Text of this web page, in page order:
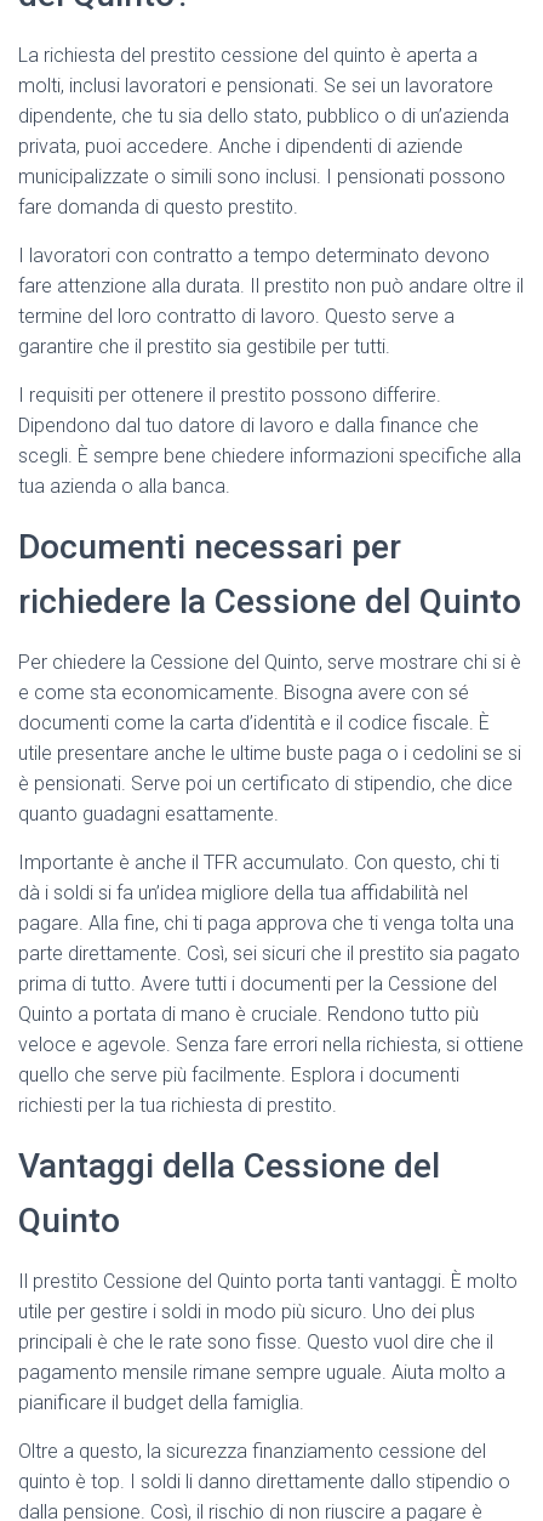
La richiesta del prestito cessione del quinto è aperta a
molti, inclusi lavoratori e pensionati. Se sei un lavoratore
dipendente, che tu sia dello stato, pubblico o di un’azienda
privata, puoi accedere. Anche i dipendenti di aziende
municipalizzate o simili sono inclusi. I pensionati possono
fare domanda di questo prestito.
I lavoratori con contratto a tempo determinato devono
fare attenzione alla durata. Il prestito non può andare oltre il
termine del loro contratto di lavoro. Questo serve a
garantire che il prestito sia gestibile per tutti.
I requisiti per ottenere il prestito possono differire.
Dipendono dal tuo datore di lavoro e dalla finance che
scegli. È sempre bene chiedere informazioni specifiche alla
tua azienda o alla banca.
Documenti necessari per
richiedere la Cessione del Quinto
Per chiedere la Cessione del Quinto, serve mostrare chi si è
e come sta economicamente. Bisogna avere con sé
documenti come la carta d’identità e il codice fiscale. È
utile presentare anche le ultime buste paga o i cedolini se si
è pensionati. Serve poi un certificato di stipendio, che dice
quanto guadagni esattamente.
Importante è anche il TFR accumulato. Con questo, chi ti
dà i soldi si fa un’idea migliore della tua affidabilità nel
pagare. Alla fine, chi ti paga approva che ti venga tolta una
parte direttamente. Così, sei sicuri che il prestito sia pagato
prima di tutto. Avere tutti i documenti per la Cessione del
Quinto a portata di mano è cruciale. Rendono tutto più
veloce e agevole. Senza fare errori nella richiesta, si ottiene
quello che serve più facilmente. Esplora i documenti
richiesti per la tua richiesta di prestito.
Vantaggi della Cessione del
Quinto
Il prestito Cessione del Quinto porta tanti vantaggi. È molto
utile per gestire i soldi in modo più sicuro. Uno dei plus
principali è che le rate sono fisse. Questo vuol dire che il
pagamento mensile rimane sempre uguale. Aiuta molto a
pianificare il budget della famiglia.
Oltre a questo, la sicurezza finanziamento cessione del
quinto è top. I soldi li danno direttamente dallo stipendio o
dalla pensione. Così, il rischio di non riuscire a pagare è